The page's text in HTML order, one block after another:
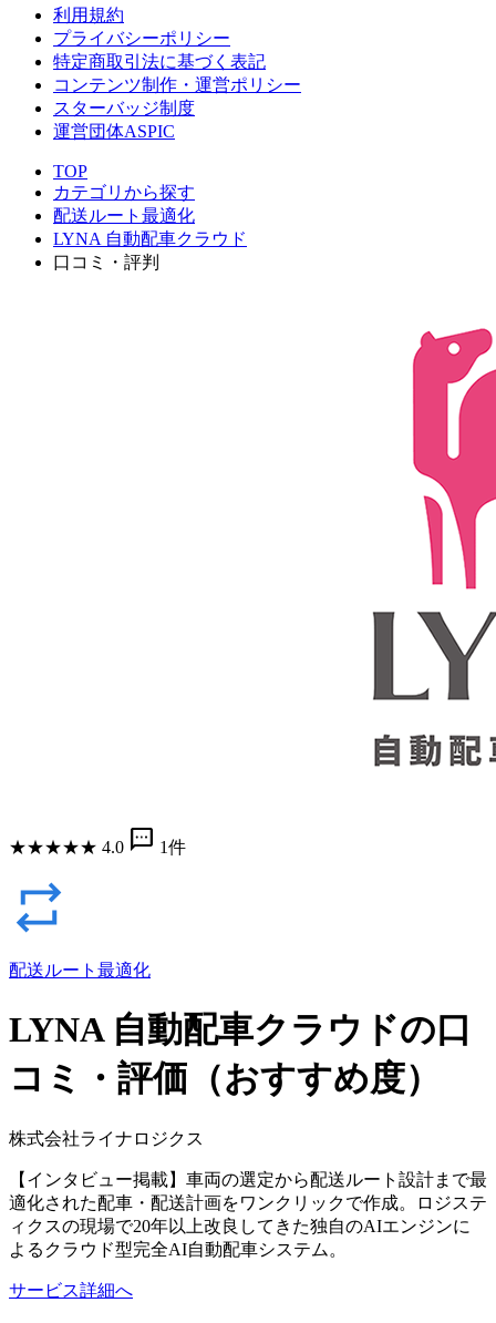
利用規約
プライバシーポリシー
特定商取引法に基づく表記
コンテンツ制作・運営ポリシー
スターバッジ制度
運営団体ASPIC
TOP
カテゴリから探す
配送ルート最適化
LYNA 自動配車クラウド
口コミ・評判
★★★★★ 4.0 sms 1件
配送ルート最適化
LYNA 自動配車クラウドの口
コミ・評価（おすすめ度）
株式会社ライナロジクス
【インタビュー掲載】車両の選定から配送ルート設計まで最
適化された配車・配送計画をワンクリックで作成。ロジステ
ィクスの現場で20年以上改良してきた独自のAIエンジンに
よるクラウド型完全AI自動配車システム。
サービス詳細へ